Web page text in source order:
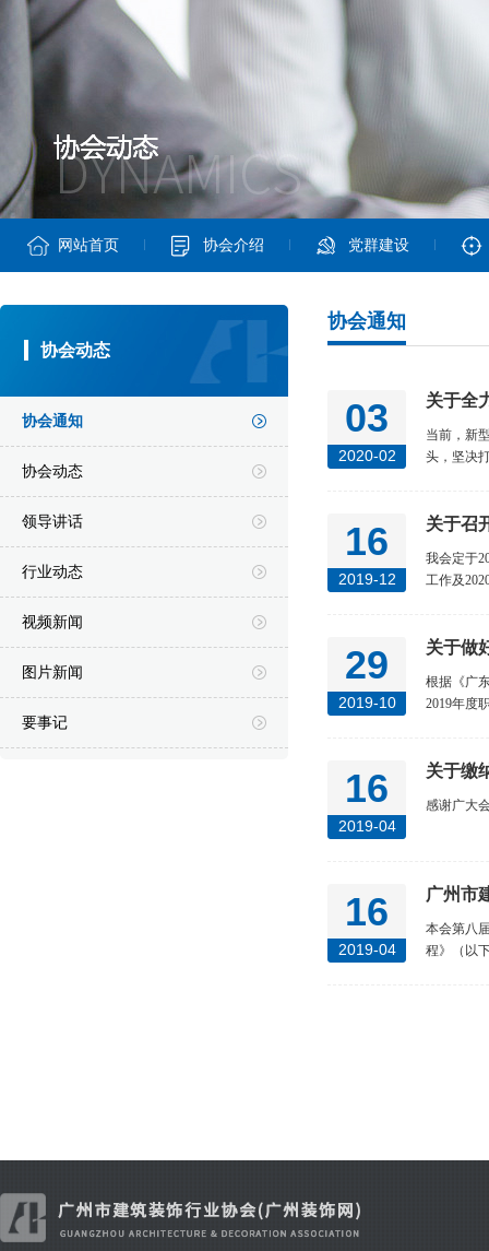
网站首页 协会介绍 党群建设
协会动态
协会通知
协会动态
领导讲话
行业动态
视频新闻
图片新闻
要事记
协会通知
03
2020-02
关于全
当前，新
头，坚决
16
2019-12
关于召
我会定于
工作及
29
2019-10
关于做
根据《广
2019年度
16
2019-04
关于缴
感谢广大
16
2019-04
广州市
本会第八
程》（以